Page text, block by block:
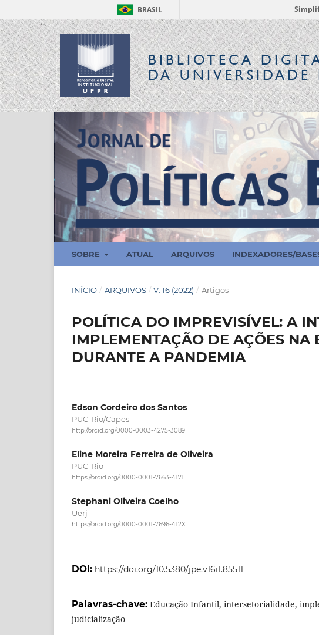
BRASIL
BIBLIOTECA
DA
SOBRE ATUAL ARQUIVOS INDEXADORES/
INÍCIO / ARQUIVOS / V. 16 (2022) / Artigos
POLÍTICA DO IMPREVISÍVEL: A
IMPLEMENTAÇÃO DE AÇÕES NA
DURANTE A PANDEMIA
Edson Cordeiro dos Santos
PUC-Rio/Capes
http://orcid.org/0000-0003-4275-3089
Eline Moreira Ferreira de Oliveira
PUC-Rio
https://orcid.org/0000-0001-7663-4171
Stephani Oliveira Coelho
Uerj
https://orcid.org/0000-0001-7696-412X
DOI: https://doi.org/10.5380/jpe.v16i1.85511
Palavras-chave: Educação Infantil, intersetorialidade,
judicialização